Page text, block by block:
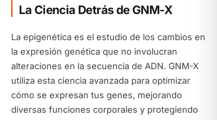
La Ciencia Detrás de GNM-X
La epigenética es el estudio de los cambios en
la expresión genética que no involucran
alteraciones en la secuencia de ADN. GNM-X
utiliza esta ciencia avanzada para optimizar
cómo se expresan tus genes, mejorando
diversas funciones corporales y protegiendo